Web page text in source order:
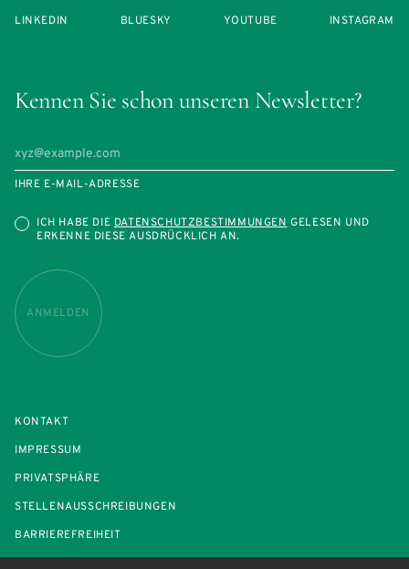
Kennen Sie schon unseren Newsletter?
IHRE E-MAIL-ADRESSE
ICH HABE DIEDATENSCHUTZBESTIMMUNGENGELESEN UND
ERKENNE DIESE AUSDRÜCKLICH AN.
ANMELDEN
LINKEDIN BLUESKY YOUTUBE INSTAGRAM
KONTAKT
IMPRESSUM
PRIVATSPHÄRE
STELLENAUSSCHREIBUNGEN
BARRIEREFREIHEIT